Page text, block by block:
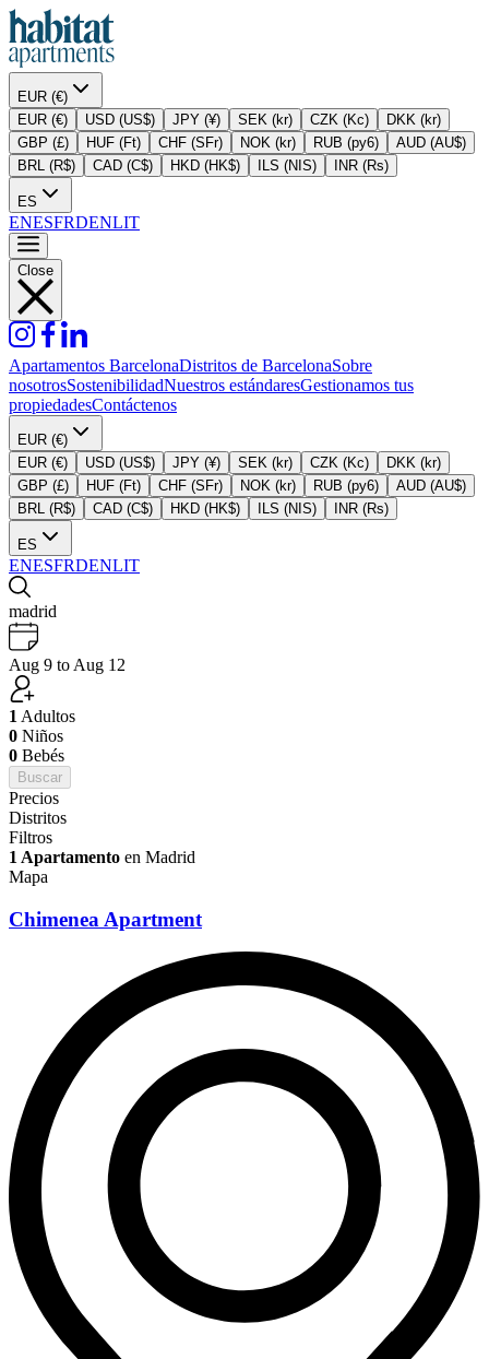
EUR (€)
EUR (€)
USD (US$) JPY (¥) SEK (kr) CZK (Kc)
DKK (kr)
GBP (£)
HUF (Ft) CHF (SFr) NOK (kr) RUB (py6)
AUD (AU$)
BRL (R$)
CAD (C$) HKD (HK$) ILS (NIS) INR (Rs)
ES
ENESFRDENLIT
Close
Apartamentos BarcelonaDistritos de BarcelonaSobre
nosotrosSostenibilidadNuestros estándaresGestionamos tus
propiedadesContáctenos
EUR (€)
EUR (€)
USD (US$) JPY (¥) SEK (kr) CZK (Kc)
DKK (kr)
GBP (£)
HUF (Ft) CHF (SFr) NOK (kr) RUB (py6)
AUD (AU$)
BRL (R$)
CAD (C$) HKD (HK$) ILS (NIS) INR (Rs)
ES
ENESFRDENLIT
madrid
Aug 9 to Aug 12
1 Adultos
0 Niños
0 Bebés
Buscar
Precios
Distritos
Filtros
1 Apartamento en Madrid
Mapa
Chimenea Apartment